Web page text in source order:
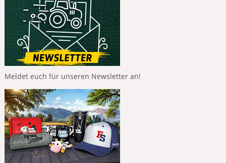
Meldet euch für unseren Newsletter an!